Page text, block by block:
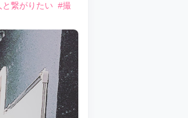
繋がりたい #撮